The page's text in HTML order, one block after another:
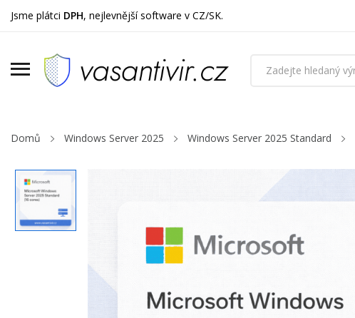
Jsme plátci DPH, nejlevnější software v CZ/SK.
Domů Windows Server 2025 Windows Server 2025 Standard